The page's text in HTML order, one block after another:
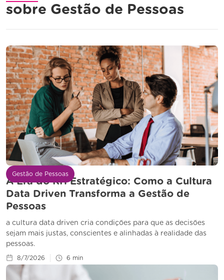
sobre Gestão de Pessoas
Gestão de Pessoas
A Era do RH Estratégico: Como a Cultura
Data Driven Transforma a Gestão de
Pessoas
a cultura data driven cria condições para que as decisões
sejam mais justas, conscientes e alinhadas à realidade das
pessoas.
8/7/2026 6 min